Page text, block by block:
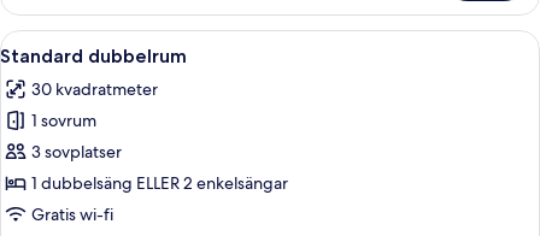
Öppna
alla
foton
för
Standard
dubbelrum
Ett hotellrum med en stor säng, ett
7
Standard dubbelrum
30 kvadratmeter
1 sovrum
3 sovplatser
1 dubbelsäng ELLER 2 enkelsängar
Gratis wi-fi